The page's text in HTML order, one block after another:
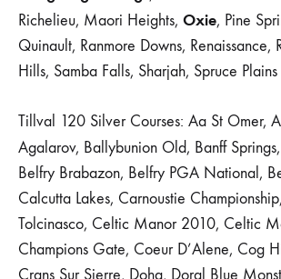
Richelieu, Maori Heights, Oxie, Pine
Quinault, Ranmore Downs, Renaissance,
Hills, Samba Falls, Sharjah, Spruce
Tillval 120 Silver Courses: Aa St Omer,
Agalarov, Ballybunion Old, Banff Springs,
Belfry Brabazon, Belfry PGA National,
Calcutta Lakes, Carnoustie
Tolcinasco, Celtic Manor 2010, Celtic
Champions Gate, Coeur D’Alene, Cog
Crans Sur Sierre, Doha, Doral Blue